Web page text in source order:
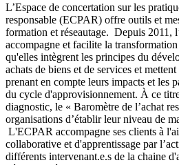
L’Espace de concertation sur les
responsable (ECPAR) offre outils et
formation et réseautage. Depuis 2011,
accompagne et facilite la
qu'elles intègrent les principes du
achats de biens et de services et
prenant en compte leurs impacts et les
du cycle d'approvisionnement. À ce
diagnostic, le « Baromètre de l’achat
organisations d’établir leur niveau de
L'ECPAR accompagne ses clients à
collaborative et d'apprentissage par
différents intervenant.e.s de la chaine